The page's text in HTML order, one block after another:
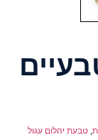
, טבעת יהלום עגול